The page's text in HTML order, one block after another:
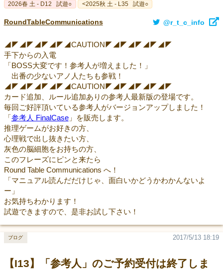
2026春 土 - D12 試遊○ <2025秋 土 - L35 試遊○
RoundTableCommunications @r_t_c_info
◢◤◢◤◢◤◢◤◢CAUTION◤◢◤◢◤◢◤◢◤
手下からの入電
「BOSS大変です！参考人が増えました！」
出番の少ないアノ人たちも参戦！
◢◤◢◤◢◤◢◤◢CAUTION◤◢◤◢◤◢◤◢◤
カード追加、ルール追加ありの参考人最新版の登場です。
毎回ご好評頂いている参考人がバージョンアップしました！
「参考人 FinalCase」を販売します。
推理ゲームがお好きの方、
心理戦で出し抜きたい方、
灰色の脳細胞をお持ちの方、
このフレーズにピンと来たら
Round Table Communications へ！
「マニュアル読んだだけじゃ、面白いかどうかわかんないよ
ー」
お気持ちわかります！
試遊できますので、是非お試し下さい！
【I13】「参考人」のご予約受付は終了しま
2017/5/13 18:19
ブログ